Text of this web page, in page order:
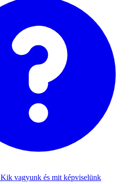
Kik vagyunk és mit képviselünk